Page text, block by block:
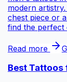
modern
chest piece or
find the perfect
Read more
Best Tattoos